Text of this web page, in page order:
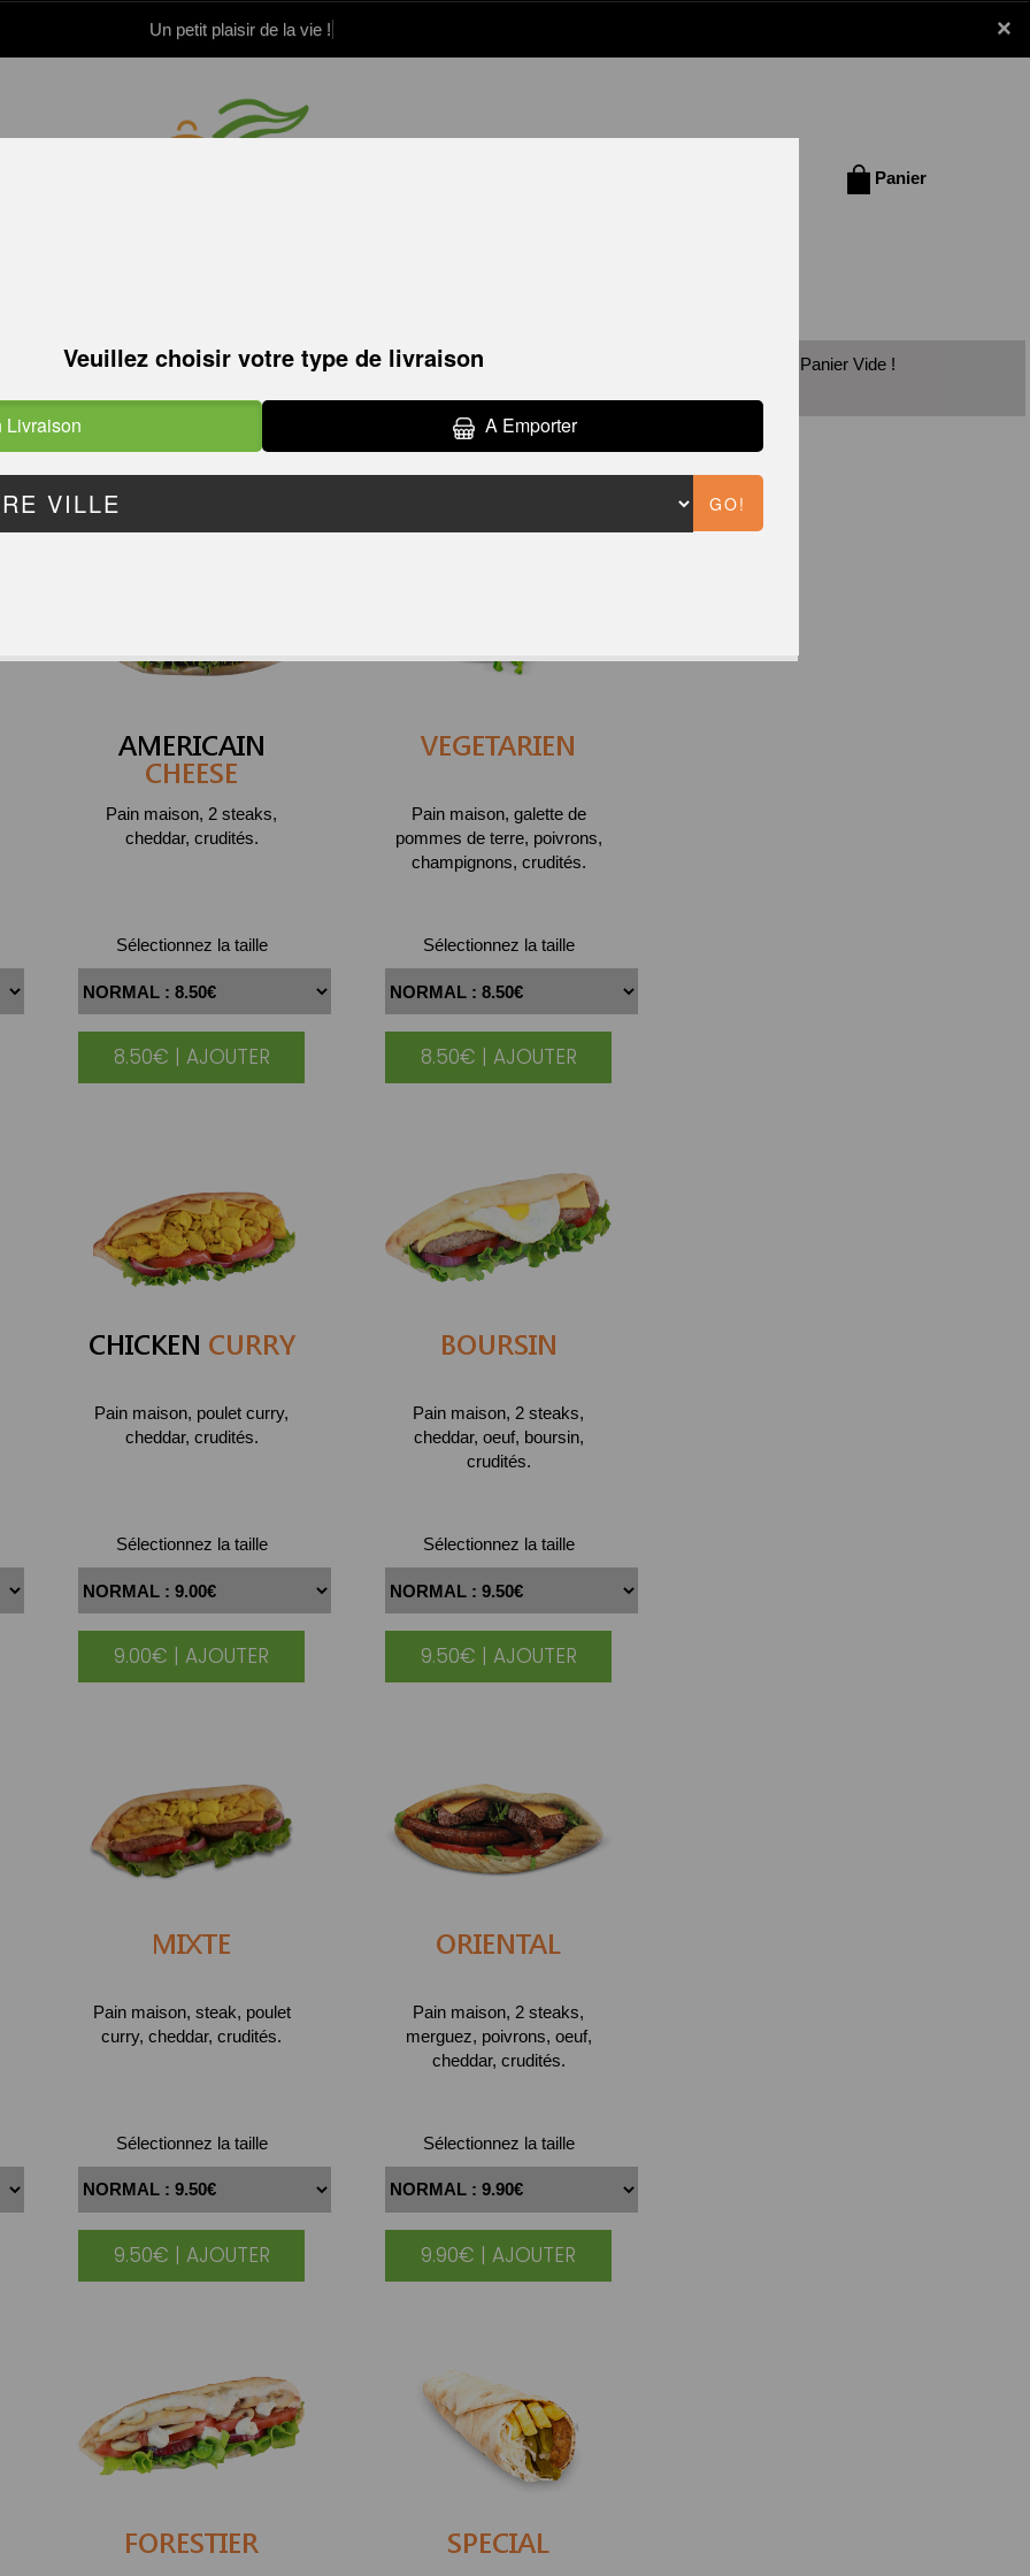
×
Un petit plaisir de la vie !
Panier
COMPOSEZ VOTRE SANDWICH
AMERICAIN
CHEESE
Pain maison, 2 steaks,
cheddar, crudités.
Sélectionnez la taille
8.50€ | AJOUTER
VEGETARIEN
Pain maison, galette de
pommes de terre, poivrons,
champignons, crudités.
Sélectionnez la taille
8.50€ | AJOUTER
CHICKEN CURRY
Pain maison, poulet curry,
cheddar, crudités.
Sélectionnez la taille
9.00€ | AJOUTER
BOURSIN
Pain maison, 2 steaks,
cheddar, oeuf, boursin,
crudités.
Sélectionnez la taille
9.50€ | AJOUTER
MIXTE
Pain maison, steak, poulet
curry, cheddar, crudités.
Sélectionnez la taille
9.50€ | AJOUTER
ORIENTAL
Pain maison, 2 steaks,
merguez, poivrons, oeuf,
cheddar, crudités.
Sélectionnez la taille
9.90€ | AJOUTER
FORESTIER SPECIAL
Panier Vide !